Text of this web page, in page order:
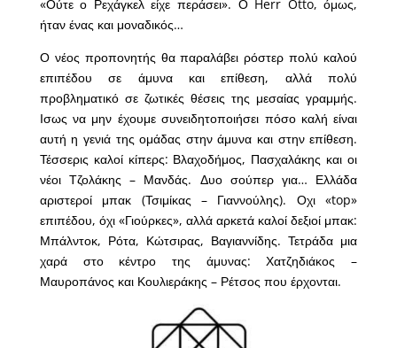
«Ούτε ο Ρεχάγκελ είχε περάσει». Ο Herr Otto, όμως,
ήταν ένας και μοναδικός…
Ο νέος προπονητής θα παραλάβει ρόστερ πολύ καλού
επιπέδου σε άμυνα και επίθεση, αλλά πολύ
προβληματικό σε ζωτικές θέσεις της μεσαίας γραμμής.
Ισως να μην έχουμε συνειδητοποιήσει πόσο καλή είναι
αυτή η γενιά της ομάδας στην άμυνα και στην επίθεση.
Τέσσερις καλοί κίπερς: Βλαχοδήμος, Πασχαλάκης και οι
νέοι Τζολάκης – Μανδάς. Δυο σούπερ για… Ελλάδα
αριστεροί μπακ (Τσιμίκας – Γιαννούλης). Οχι «top»
επιπέδου, όχι «Γιούρκες», αλλά αρκετά καλοί δεξιοί μπακ:
Μπάλντοκ, Ρότα, Κώτσιρας, Βαγιαννίδης. Τετράδα μια
χαρά στο κέντρο της άμυνας: Χατζηδιάκος –
Μαυροπάνος και Κουλιεράκης – Ρέτσος που έρχονται.